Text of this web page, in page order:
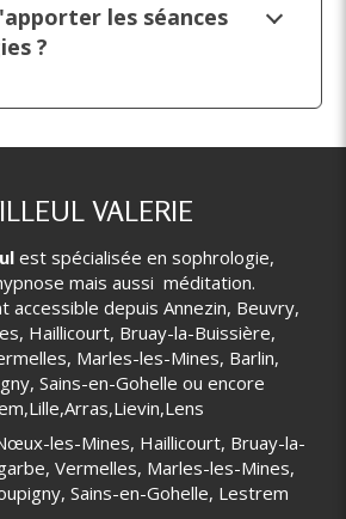
les séances
?
VALERIE
est spécialisée en sophrologie,
mais aussi méditation.
accessible depuis Annezin, Beuvry,
Haillicourt, Bruay-la-Buissière,
Marles-les-Mines, Barlin,
Sains-en-Gohelle ou encore
les-Mines, Haillicourt, Bruay-la-
Vermelles, Marles-les-Mines,
Sains-en-Gohelle, Lestrem